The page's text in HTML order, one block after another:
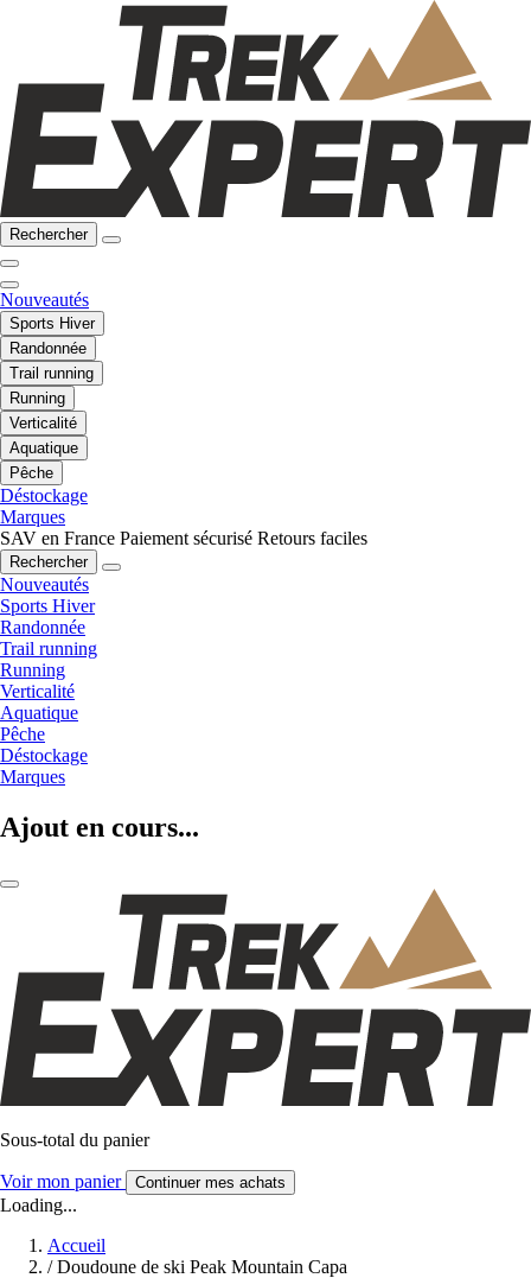
Rechercher
Nouveautés
Sports Hiver
Randonnée
Trail running
Running
Verticalité
Aquatique
Pêche
Déstockage
Marques
SAV en France Paiement sécurisé Retours faciles
Rechercher
Nouveautés
Sports Hiver
Randonnée
Trail running
Running
Verticalité
Aquatique
Pêche
Déstockage
Marques
Ajout en cours...
Sous-total du panier
Voir mon panier Continuer mes achats
Loading...
Accueil
/ Doudoune de ski Peak Mountain Capa